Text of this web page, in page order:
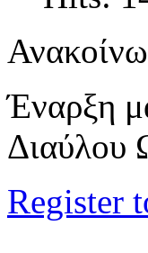
Έναρξη
Διαύλου
Register